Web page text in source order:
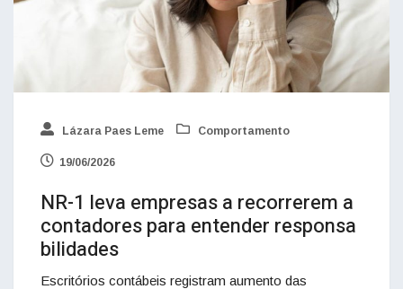
Lázara Paes Leme Comportamento
19/06/2026
NR-1 leva empresas a recorrerem a
contadores para entender responsa
bilidades
Escritórios contábeis registram aumento das